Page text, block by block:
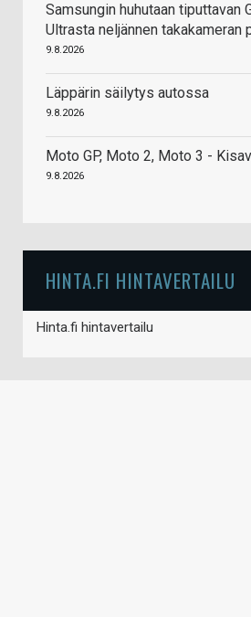
Samsungin huhutaan tiputtavan
Ultrasta neljännen takakameran
9.8.2026
Läppärin säilytys autossa
9.8.2026
Moto GP, Moto 2, Moto 3 -
9.8.2026
HINTA.FI HINTAVERTAILU
Hinta.fi hintavertailu